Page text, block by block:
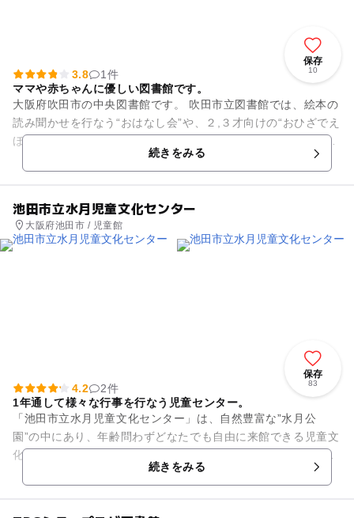
保存
10
3.8
1件
ママや赤ちゃんに優しい図書館です。
大阪府吹田市の中央図書館です。 吹田市立図書館では、絵本の
読み聞かせを行なう“おはなし会”や、２,３才向けの“おひざでえ
ほん”、イベント“おたのしみ会”などを定期的に行なわれていま
続きをみる
池田市立水月児童文化センター
大阪府池田市 / 児童館
保存
83
4.2
2件
1年通して様々な行事を行なう児童センター。
「池田市立水月児童文化センター」は、自然豊富な”水月公
園”の中にあり、年齢問わずどなたでも自由に来館できる児童文
化センターです。卓球やオセロ、プラレール、ぬいぐるみ遊び
など色々な遊び道具が揃って...続きをみる